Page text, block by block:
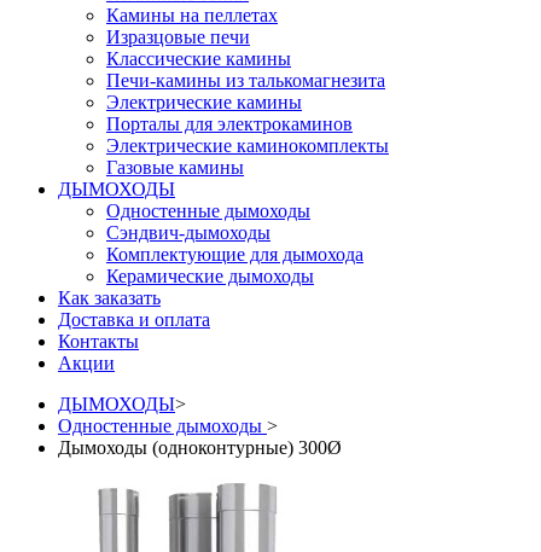
Камины на пеллетах
Изразцовые печи
Классические камины
Печи-камины из талькомагнезита
Электрические камины
Порталы для электрокаминов
Электрические каминокомплекты
Газовые камины
ДЫМОХОДЫ
Одностенные дымоходы
Сэндвич-дымоходы
Комплектующие для дымохода
Керамические дымоходы
Как заказать
Доставка и оплата
Контакты
Акции
ДЫМОХОДЫ>
Одностенные дымоходы >
Дымоходы (одноконтурные) 300Ø